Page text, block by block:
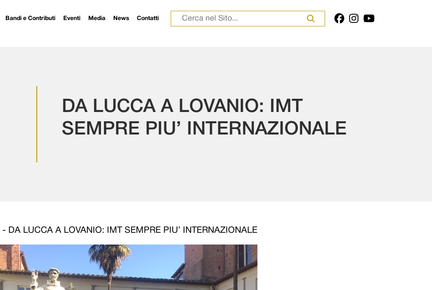
Bandi e Contributi Eventi Media News Contatti Ricerca per:
DA LUCCA A LOVANIO: IMT
SEMPRE PIU’ INTERNAZIONALE
- DA LUCCA A LOVANIO: IMT SEMPRE PIU’ INTERNAZIONALE